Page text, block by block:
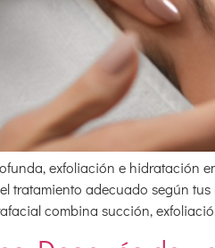
exfoliación e hidratación
tratamiento adecuado según
combina succión,